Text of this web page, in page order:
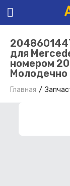
для
номером
Молодечно
Главная